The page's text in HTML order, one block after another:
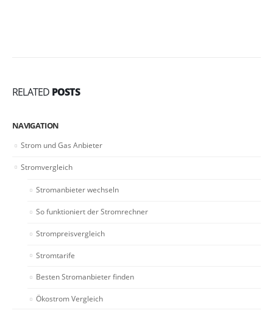
RELATED POSTS
NAVIGATION
Strom und Gas Anbieter
Stromvergleich
Stromanbieter wechseln
So funktioniert der Stromrechner
Strompreisvergleich
Stromtarife
Besten Stromanbieter finden
Ökostrom Vergleich